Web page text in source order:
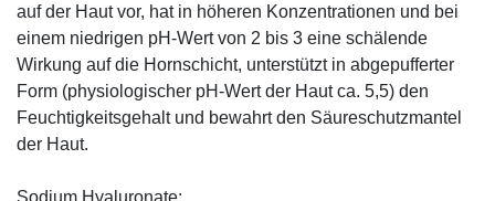
auf der Haut vor, hat in höheren Konzentrationen und bei
einem niedrigen pH-Wert von 2 bis 3 eine schälende
Wirkung auf die Hornschicht, unterstützt in abgepufferter
Form (physiologischer pH-Wert der Haut ca. 5,5) den
Feuchtigkeitsgehalt und bewahrt den Säureschutzmantel
der Haut.
Sodium Hyaluronate: